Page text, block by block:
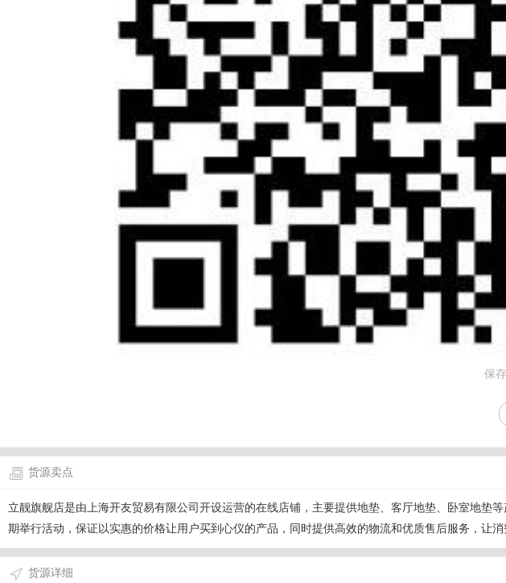
保
货源卖点
立靓旗舰店是由上海开友贸易有限公司开设运营的在线店铺，主要提供地垫、客厅地垫、卧室地
期举行活动，保证以实惠的价格让用户买到心仪的产品，同时提供高效的物流和优质售后服务，让消
货源详细